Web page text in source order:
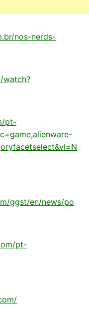
nos-nerds-
watch?
pt-
ggst/en/news/po
pt-